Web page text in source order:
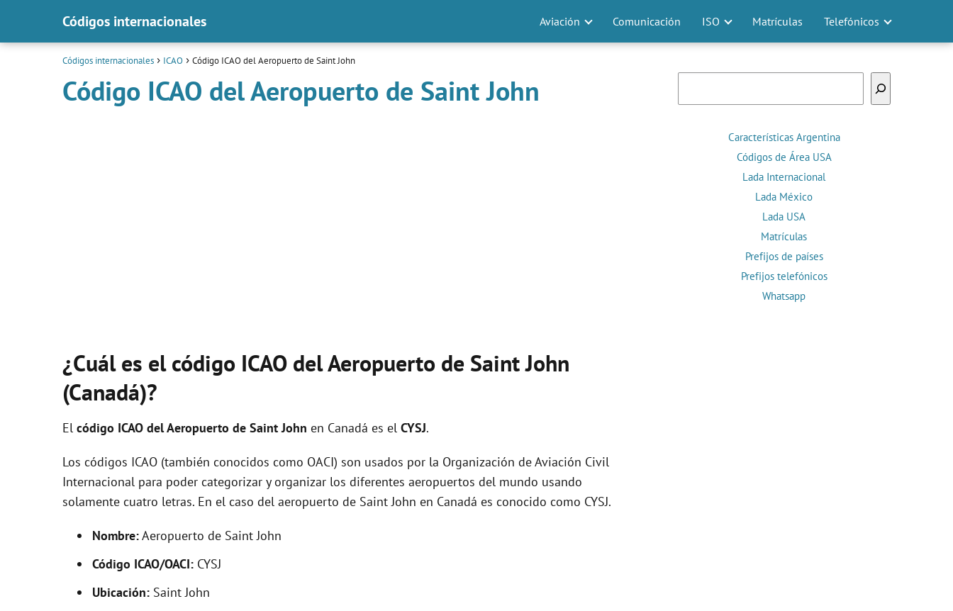
Códigos internacionales Aviación Comunicación ISO Matrículas Telefónicos
Códigos internacionales ICAO Código ICAO del Aeropuerto de Saint John
Código ICAO del Aeropuerto de Saint John
¿Cuál es el código ICAO del Aeropuerto de Saint John
(Canadá)?
El código ICAO delAeropuerto de Saint John en Canadá es el CYSJ.
Los códigos ICAO (también conocidos como OACI) son usados por la Organización de Aviación Civil
Internacional para poder categorizar y organizar los diferentes aeropuertos del mundo usando
solamente cuatro letras. En el caso del aeropuerto de Saint John en Canadá es conocido como CYSJ.
Nombre:Aeropuerto de Saint John
Código ICAO/OACI: CYSJ
Ubicación: Saint John
Características Argentina
Códigos de Área USA
Lada Internacional
Lada México
Lada USA
Matrículas
Prefijos de países
Prefijos telefónicos
Whatsapp